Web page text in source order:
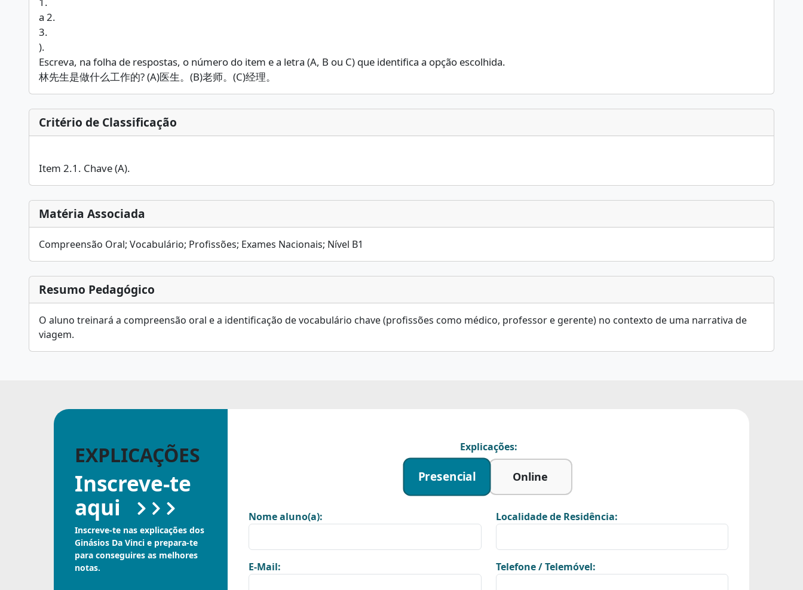
a 2.
3.
).
Escreva, na folha de respostas, o número do item e a letra (A, B ou C) que identifica a opção escolhida.
林先生是做什么工作的? (A)医生。(B)老师。(C)经理。
Critério de Classificação
Item 2.1. Chave (A).
Matéria Associada
Compreensão Oral; Vocabulário; Profissões; Exames Nacionais; Nível B1
Resumo Pedagógico
O aluno treinará a compreensão oral e a identificação de vocabulário chave (profissões como médico, professor e gerente) no contexto de uma narrativa de
viagem.
EXPLICAÇÕES
Inscreve-te
aqui
Inscreve-te nas explicações dos
Ginásios Da Vinci e prepara-te
para conseguires as melhores
notas.
Explicações:
Presencial Online
Nome aluno(a): Localidade de Residência:
E-Mail: Telefone / Telemóvel: